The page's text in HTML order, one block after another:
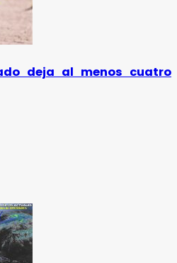
deja al menos cuatro